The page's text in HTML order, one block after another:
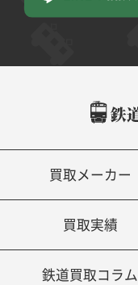
買取メーカー
買取実績
鉄道買取コラム